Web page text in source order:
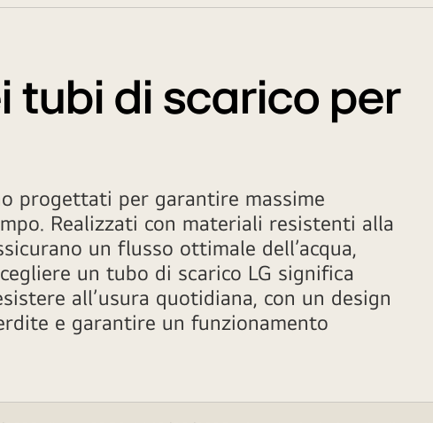
tubi di scarico per
progettati per garantire massime
Realizzati con materiali resistenti alla
un flusso ottimale dell’acqua,
un tubo di scarico LG significa
all’usura quotidiana, con un design
e garantire un funzionamento